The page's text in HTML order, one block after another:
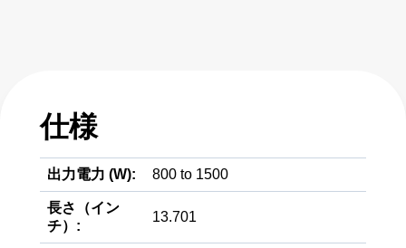
仕様
出力電力 (W): 800 to 1500
長さ（イン
チ）:
13.701